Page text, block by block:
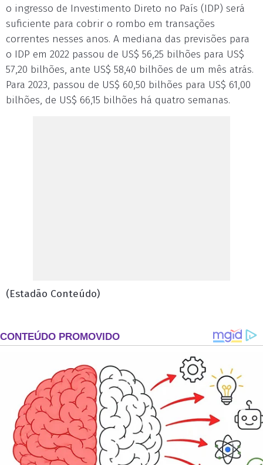
o ingresso de Investimento Direto no País (IDP) será
suficiente para cobrir o rombo em transações
correntes nesses anos. A mediana das previsões para
o IDP em 2022 passou de US$ 56,25 bilhões para US$
57,20 bilhões, ante US$ 58,40 bilhões de um mês atrás.
Para 2023, passou de US$ 60,50 bilhões para US$ 61,00
bilhões, de US$ 66,15 bilhões há quatro semanas.
(Estadão Conteúdo)